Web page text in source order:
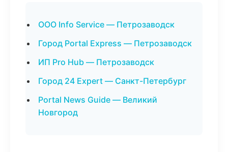
ООО Info Service — Петрозаводск
Город Portal Express — Петрозаводск
ИП Pro Hub — Петрозаводск
Город 24 Expert — Санкт-Петербург
Portal News Guide — Великий
Новгород